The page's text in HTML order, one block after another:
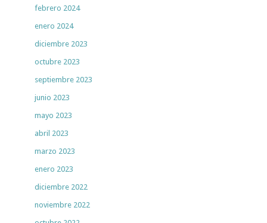
febrero 2024
enero 2024
diciembre 2023
octubre 2023
septiembre 2023
junio 2023
mayo 2023
abril 2023
marzo 2023
enero 2023
diciembre 2022
noviembre 2022